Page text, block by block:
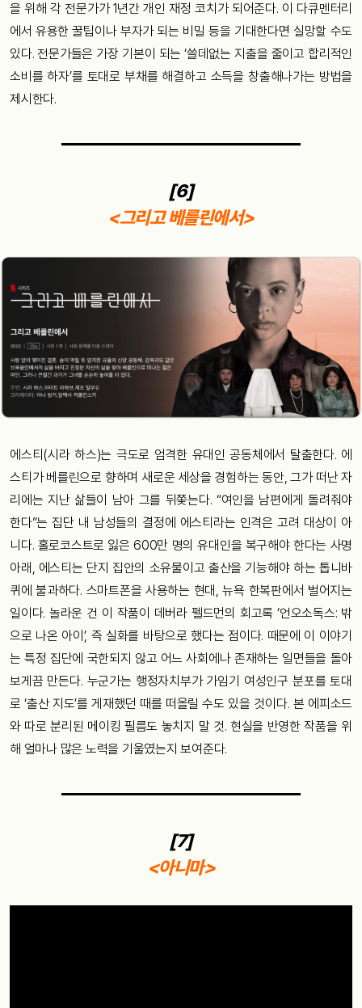
을 위해 각 전문가가 1년간 개인 재정 코치가 되어준다. 이 다큐멘터리
에서 유용한 꿀팁이나 부자가 되는 비밀 등을 기대한다면 실망할 수도
있다. 전문가들은 가장 기본이 되는 ‘쓸데없는 지출을 줄이고 합리적인
소비를 하자’를 토대로 부채를 해결하고 소득을 창출해나가는 방법을
제시한다.
[6]
<그리고 베를린에서>
에스티(시라 하스)는 극도로 엄격한 유대인 공동체에서 탈출한다. 에
스티가 베를린으로 향하며 새로운 세상을 경험하는 동안, 그가 떠난 자
리에는 지난 삶들이 남아 그를 뒤쫓는다. “여인을 남편에게 돌려줘야
한다”는 집단 내 남성들의 결정에 에스티라는 인격은 고려 대상이 아
니다. 홀로코스트로 잃은 600만 명의 유대인을 복구해야 한다는 사명
아래, 에스티는 단지 집안의 소유물이고 출산을 기능해야 하는 톱니바
퀴에 불과하다. 스마트폰을 사용하는 현대, 뉴욕 한복판에서 벌어지는
일이다. 놀라운 건 이 작품이 데버라 펠드먼의 회고록 ‘언오소독스: 밖
으로 나온 아이’, 즉 실화를 바탕으로 했다는 점이다. 때문에 이 이야기
는 특정 집단에 국한되지 않고 어느 사회에나 존재하는 일면들을 돌아
보게끔 만든다. 누군가는 행정자치부가 가임기 여성인구 분포를 토대
로 ‘출산 지도’를 게재했던 때를 떠올릴 수도 있을 것이다. 본 에피소드
와 따로 분리된 메이킹 필름도 놓치지 말 것. 현실을 반영한 작품을 위
해 얼마나 많은 노력을 기울였는지 보여준다.
[7]
<아니마>